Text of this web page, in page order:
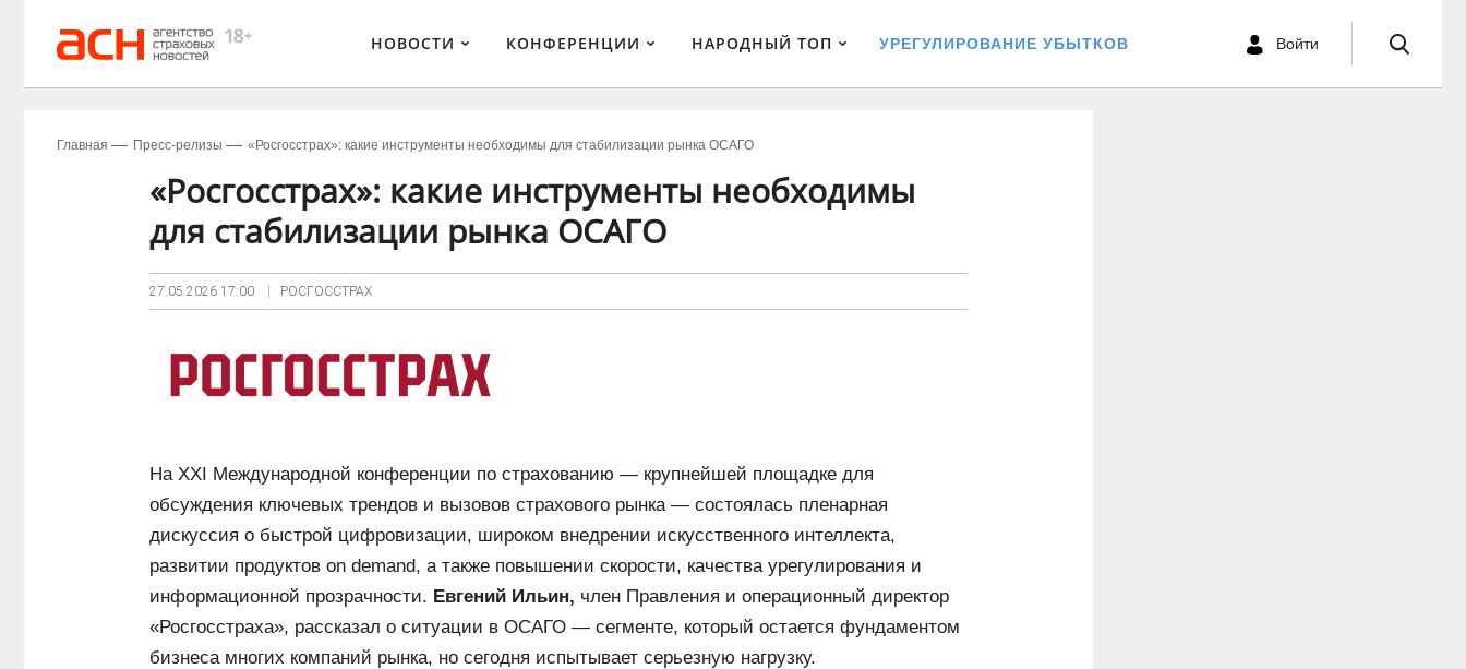
НОВОСТИ КОНФЕРЕНЦИИ НАРОДНЫЙ ТОП УРЕГУЛИРОВАНИЕ УБЫТКОВ Войти
Главная Пресс-релизы «Росгосстрах»: какие инструменты необходимы для стабилизации рынка ОСАГО
«Росгосстрах»: какие инструменты необходимы
для стабилизации рынка ОСАГО
27.05.2026 17:00 РОСГОССТРАХ
На XXI Международной конференции по страхованию — крупнейшей площадке для
обсуждения ключевых трендов и вызовов страхового рынка — состоялась пленарная
дискуссия о быстрой цифровизации, широком внедрении искусственного интеллекта,
развитии продуктов on demand, а также повышении скорости, качества урегулирования и
информационной прозрачности. Евгений Ильин, член Правления и операционный директор
«Росгосстраха», рассказал о ситуации в ОСАГО — сегменте, который остается фундаментом
бизнеса многих компаний рынка, но сегодня испытывает серьезную нагрузку.